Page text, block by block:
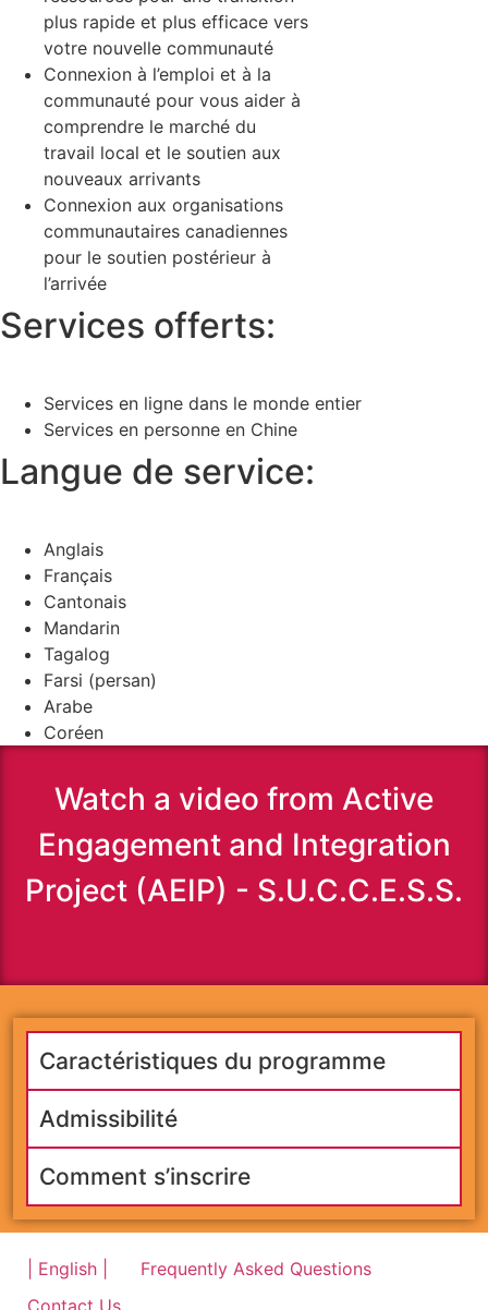
plus rapide et plus efficace vers
votre nouvelle communauté
Connexion à l’emploi et à la
communauté pour vous aider à
comprendre le marché du
travail local et le soutien aux
nouveaux arrivants
Connexion aux organisations
communautaires canadiennes
pour le soutien postérieur à
l’arrivée
Services offerts:
Services en ligne dans le monde entier
Services en personne en Chine
Langue de service:
Anglais
Français
Cantonais
Mandarin
Tagalog
Farsi (persan)
Arabe
Coréen
Watch a video from Active
Engagement and Integration
Project (AEIP) - S.U.C.C.E.S.S.
Caractéristiques du programme
Admissibilité
Comment s’inscrire
| English |
Frequently Asked Questions
Contact Us